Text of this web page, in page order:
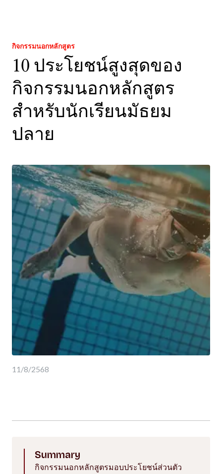
กิจกรรมนอกหลักสูตร
10 ประโยชน์สูงสุดของ
กิจกรรมนอกหลักสูตร
สำหรับนักเรียนมัธยม
ปลาย
11/8/2568
Summary
กิจกรรมนอกหลักสูตรมอบประโยชน์ส่วนตัว